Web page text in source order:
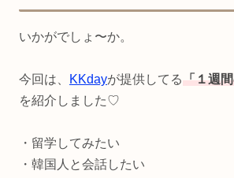
いかがでしょ〜か。
今回は、 KKdayが提供してる「１週
を紹介しました♡
・留学してみたい
・韓国人と会話したい